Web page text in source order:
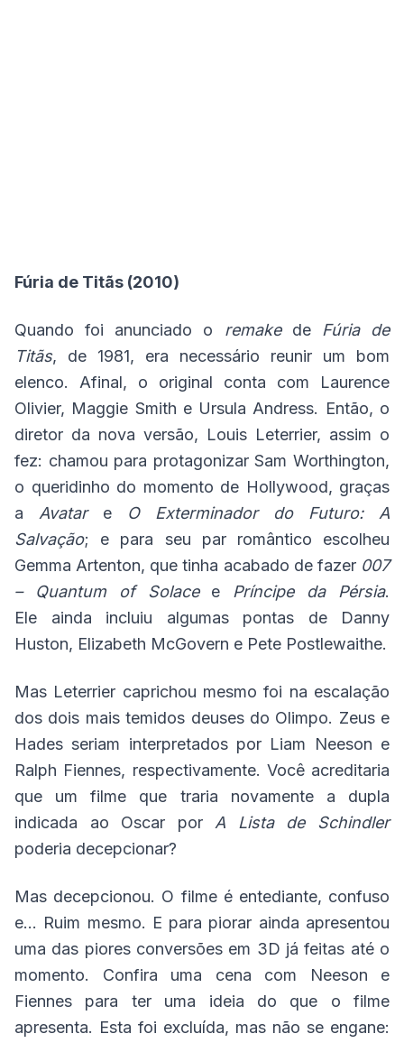
Fúria de Titãs (2010)
Quando foi anunciado o remakede Fúria de
Titãs, de 1981, era necessário reunir um bom
elenco. Afinal, o original conta com Laurence
Olivier, Maggie Smith e Ursula Andress. Então, o
diretor da nova versão, Louis Leterrier, assim o
fez: chamou para protagonizar Sam Worthington,
o queridinho do momento de Hollywood, graças
a Avatar e
O Exterminador do Futuro: A
Salvação; e para seu par romântico escolheu
Gemma Artenton, que tinha acabado de fazer 007
– Quantum of Solace
e Príncipe da Pérsia.
Ele ainda incluiu algumas pontas de Danny
Huston, Elizabeth McGovern e Pete Postlewaithe.
Mas Leterrier caprichou mesmo foi na escalação
dos dois mais temidos deuses do Olimpo. Zeus e
Hades seriam interpretados por Liam Neeson e
Ralph Fiennes, respectivamente. Você acreditaria
que um filme que traria novamente a dupla
indicada ao Oscar porA Lista de Schindler
poderia decepcionar?
Mas decepcionou. O filme é entediante, confuso
e... Ruim mesmo. E para piorar ainda apresentou
uma das piores conversões em 3D já feitas até o
momento. Confira uma cena com Neeson e
Fiennes para ter uma ideia do que o filme
apresenta. Esta foi excluída, mas não se engane: